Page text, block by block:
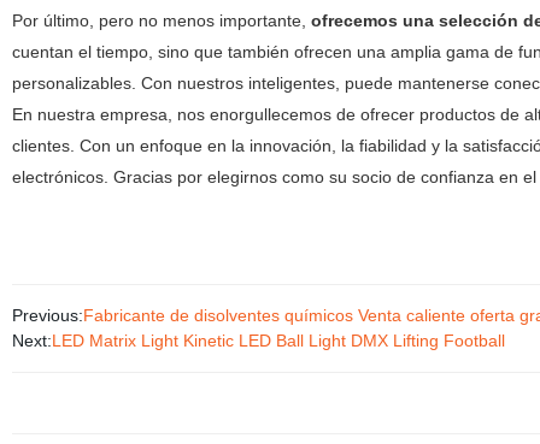
Por último, pero no menos importante, ofrecemos una selección
cuentan el tiempo, sino que también ofrecen una amplia gama de
personalizables. Con nuestros inteligentes, puede mantenerse
En nuestra empresa, nos enorgullecemos de ofrecer productos de
clientes. Con un enfoque en la innovación, la fiabilidad y la
electrónicos. Gracias por elegirnos como su socio de confianza en
Previous:Fabricante de disolventes químicos Venta caliente oferta
Next:LED Matrix Light Kinetic LED Ball Light DMX Lifting Football